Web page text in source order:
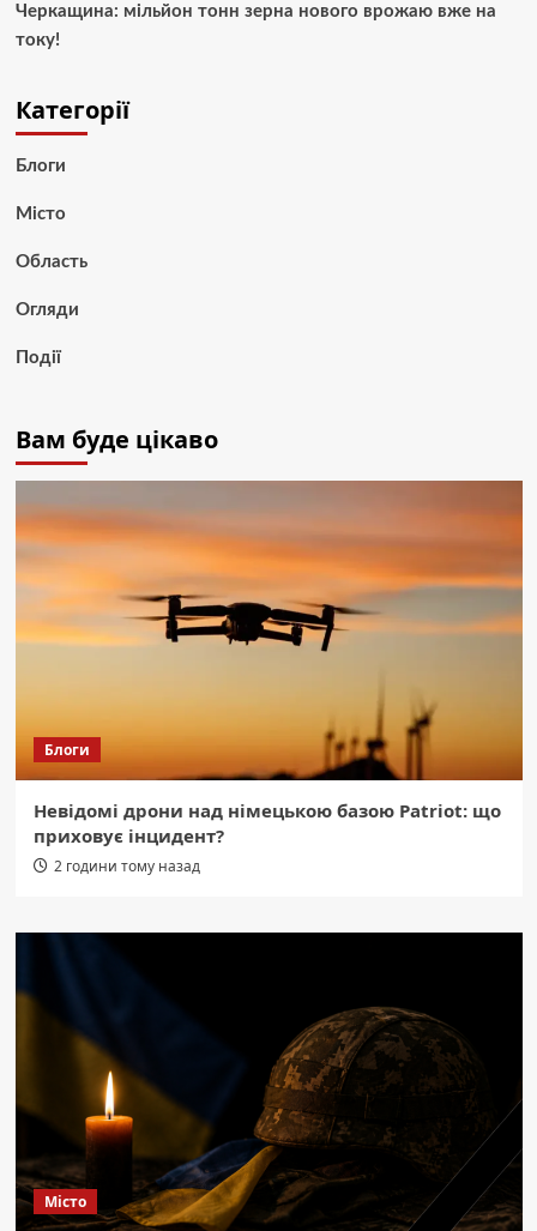
Черкащина: мільйон тонн зерна нового врожаю вже на
току!
Категорії
Блоги
Місто
Область
Огляди
Події
Вам буде цікаво
Блоги
Невідомі дрони над німецькою базою Patriot: що
приховує інцидент?
2 години тому назад
Місто